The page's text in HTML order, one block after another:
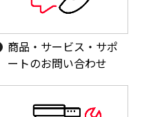
商品・サービス・サポ
ートのお問い合わせ